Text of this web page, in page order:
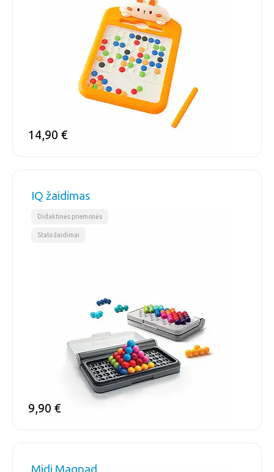
14,90 €
IQ žaidimas
Didaktinės priemonės
Stalo žaidimai
9,90 €
Midi Magpad